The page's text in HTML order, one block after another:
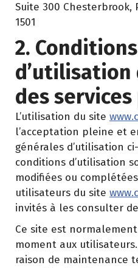
Suite 300 Chesterbrook,
1501
2.
des
L’utilisation du site
l’acceptation pleine et
générales d’utilisation
conditions d’utilisation
modifiées ou
utilisateurs du site
invités à les consulter
Ce site est
moment aux
raison de maintenance